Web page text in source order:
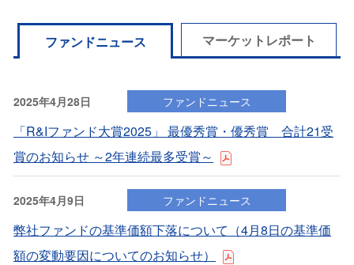
ファンドニュース マーケットレポート
2025年4月28日 ファンドニュース
「R&Iファンド大賞2025」 最優秀賞・優秀賞 合計21受
賞のお知らせ ～2年連続最多受賞～
2025年4月9日 ファンドニュース
弊社ファンドの基準価額下落について（4⽉8⽇の基準価
額の変動要因についてのお知らせ）